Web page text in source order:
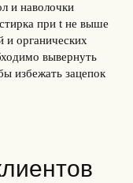
и наволочки
при t не выше
и органических
вывернуть
избежать зацепок